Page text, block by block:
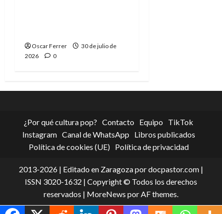
Oscar Ferrer
30 de julio de
2026
0
¿Por qué cultura pop? Contacto Equipo
TikTok
Instagram Canal de WhatsApp
Libros publicados
Política de cookies (UE)
Política de privacidad
2013-2026 | Editado en Zaragoza por docpastor.com |
ISSN 3020-1632 | Copyright © Todos los derechos
reservados | MoreNews por AF themes.